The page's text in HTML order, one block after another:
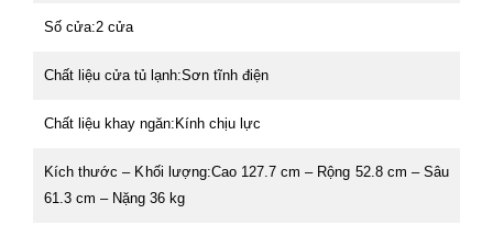
Số cửa:2 cửa
Chất liệu cửa tủ lạnh:Sơn tĩnh điện
Chất liệu khay ngăn:Kính chịu lực
Kích thước – Khối lượng:Cao 127.7 cm – Rộng 52.8 cm – Sâu
61.3 cm – Nặng 36 kg